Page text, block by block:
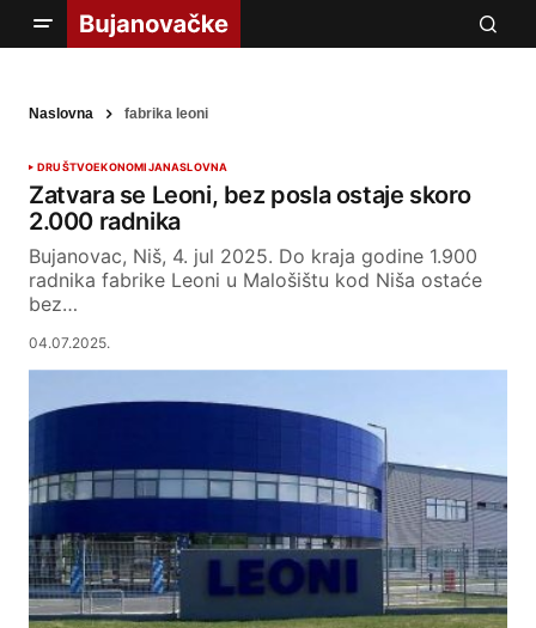
Naslovna fabrika leoni
DRUŠTVOEKONOMIJANASLOVNA
Zatvara se Leoni, bez posla ostaje skoro
2.000 radnika
Bujanovac, Niš, 4. jul 2025. Do kraja godine 1.900
radnika fabrike Leoni u Malošištu kod Niša ostaće
bez…
04.07.2025.